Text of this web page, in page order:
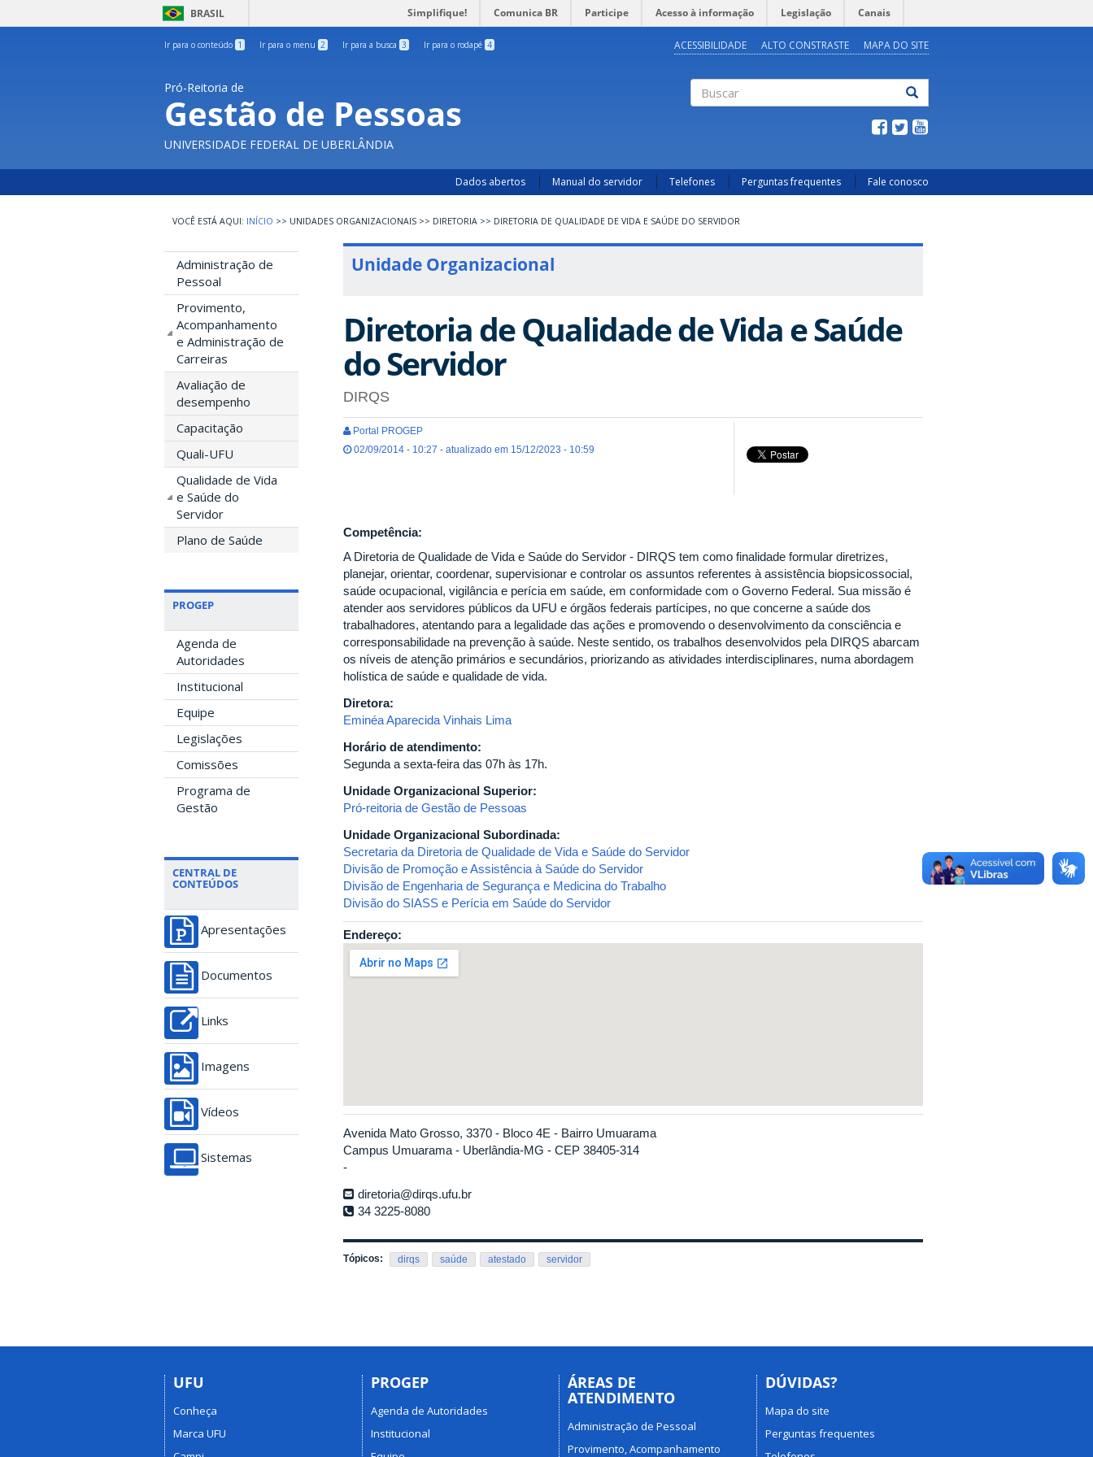
BRASIL Simplifique! Comunica BR Participe Acesso à informação Legislação Canais
Ir para o conteúdo 1 Ir para o menu 2 Ir para a busca 3 Ir para o rodapé 4 ACESSIBILIDADE ALTO CONSTRASTE MAPA DO SITE
Pró-Reitoria de
Gestão de Pessoas
UNIVERSIDADE FEDERAL DE UBERLÂNDIA
Dados abertos Manual do servidor Telefones Perguntas frequentes Fale conosco
INÍCIO >> UNIDADES ORGANIZACIONAIS >> DIRETORIA >> DIRETORIA DE QUALIDADE DE VIDA E SAÚDE DO SERVIDOR
Administração de
Pessoal
Provimento,
Acompanhamento
e Administração de
Carreiras
Avaliação de
desempenho
Capacitação
Quali-UFU
Qualidade de Vida
e Saúde do
Servidor
Plano de Saúde
PROGEP
Agenda de
Autoridades
Institucional
Equipe
Legislações
Comissões
Programa de
Gestão
CENTRAL DE
CONTEÚDOS
Apresentações
Documentos
Links
Imagens
Vídeos
Sistemas
Unidade Organizacional
Diretoria de Qualidade de Vida e Saúde
do Servidor
DIRQS
Portal PROGEP
02/09/2014 - 10:27 - atualizado em 15/12/2023 - 10:59
Competência:
A Diretoria de Qualidade de Vida e Saúde do Servidor - DIRQS tem como finalidade formular diretrizes,
planejar, orientar, coordenar, supervisionar e controlar os assuntos referentes à assistência biopsicossocial,
saúde ocupacional, vigilância e perícia em saúde, em conformidade com o Governo Federal. Sua missão é
atender aos servidores públicos da UFU e órgãos federais partícipes, no que concerne a saúde dos
trabalhadores, atentando para a legalidade das ações e promovendo o desenvolvimento da consciência e
corresponsabilidade na prevenção à saúde. Neste sentido, os trabalhos desenvolvidos pela DIRQS abarcam
os níveis de atenção primários e secundários, priorizando as atividades interdisciplinares, numa abordagem
holística de saúde e qualidade de vida.
Diretora:
Eminéa Aparecida Vinhais Lima
Horário de atendimento:
Segunda a sexta-feira das 07h às 17h.
Unidade Organizacional Superior:
Pró-reitoria de Gestão de Pessoas
Unidade Organizacional Subordinada:
Secretaria da Diretoria de Qualidade de Vida e Saúde do Servidor
Divisão de Promoção e Assistência à Saúde do Servidor
Divisão de Engenharia de Segurança e Medicina do Trabalho
Divisão do SIASS e Perícia em Saúde do Servidor
Endereço:
Avenida Mato Grosso, 3370 - Bloco 4E - Bairro Umuarama
Campus Umuarama - Uberlândia-MG - CEP 38405-314
-
diretoria@dirqs.ufu.br
34 3225-8080
Tópicos: dirqs saúde atestado servidor
UFU
Conheça
Marca UFU
PROGEP
Agenda de Autoridades
Institucional
ÁREAS DE
ATENDIMENTO
Administração de Pessoal
Provimento, Acompanhamento
DÚVIDAS?
Mapa do site
Perguntas frequentes